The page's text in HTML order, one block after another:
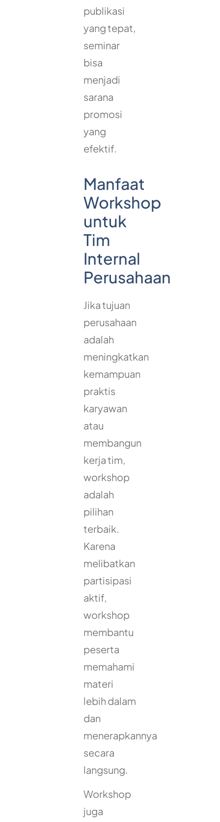
publikasi
yang tepat,
seminar
bisa
menjadi
sarana
promosi
yang
efektif.
Manfaat
Workshop
untuk
Tim
Internal
Perusahaan
Jika tujuan
perusahaan
adalah
meningkatkan
kemampuan
praktis
karyawan
atau
membangun
kerja tim,
workshop
adalah
pilihan
terbaik.
Karena
melibatkan
partisipasi
aktif,
workshop
membantu
peserta
memahami
materi
lebih dalam
dan
menerapkannya
secara
langsung.
Workshop
juga